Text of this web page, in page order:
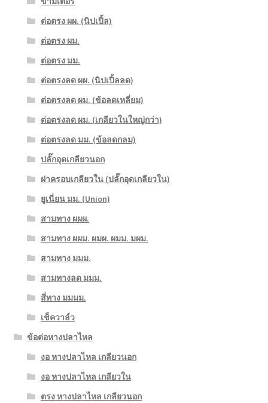
ต่อตรง ผผ. (นิปเปิ้ล)
ต่อตรง ผม.
ต่อตรง มม.
ต่อตรงลด ผผ. (นิปเปิ้ลลด)
ต่อตรงลด ผม. (ข้อลดเหลี่ยม)
ต่อตรงลด ผม. (เกลียวในใหญ่กว่า)
ต่อตรงลด มม. (ข้อลดกลม)
ปลั๊กอุดเกลียวนอก
ฝาครอบเกลียวใน (ปลั๊กอุดเกลียวใน)
ยูเนี่ยน มม. (Union)
สามทาง ผผผ.
สามทาง ผผม. ผมผ. ผมม. มผม.
สามทาง มมม.
สามทางลด มมม.
สี่ทาง มมมม.
เช็ควาล์ว
ข้อต่อหางปลาไหล
งอ หางปลาไหล เกลียวนอก
งอ หางปลาไหล เกลียวใน
ตรง หางปลาไหล เกลียวนอก